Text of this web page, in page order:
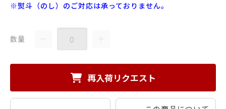
※熨斗（のし）のご対応は承っておりません。
数量
再入荷リクエスト